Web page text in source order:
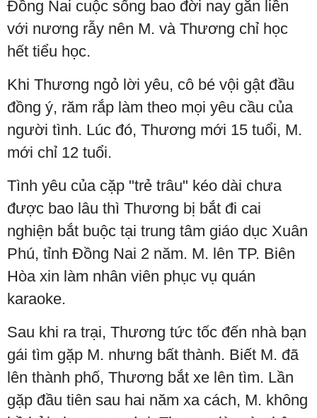
Đồng Nai cuộc sống bao đời nay gắn liền
với nương rẫy nên M. và Thương chỉ học
hết tiểu học.
Khi Thương ngỏ lời yêu, cô bé vội gật đầu
đồng ý, răm rắp làm theo mọi yêu cầu của
người tình. Lúc đó, Thương mới 15 tuổi, M.
mới chỉ 12 tuổi.
Tình yêu của cặp "trẻ trâu" kéo dài chưa
được bao lâu thì Thương bị bắt đi cai
nghiện bắt buộc tại trung tâm giáo dục Xuân
Phú, tỉnh Đồng Nai 2 năm. M. lên TP. Biên
Hòa xin làm nhân viên phục vụ quán
karaoke.
Sau khi ra trại, Thương tức tốc đến nhà bạn
gái tìm gặp M. nhưng bất thành. Biết M. đã
lên thành phố, Thương bắt xe lên tìm. Lần
gặp đầu tiên sau hai năm xa cách, M. không